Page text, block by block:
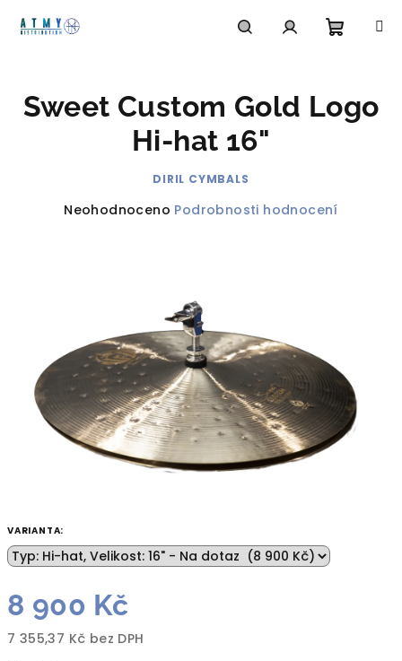
košík
VARIANTA:
8 900 Kč
7 355,37 Kč bez DPH
Sweet Custom Gold Logo
Hi-hat 16"
DIRIL CYMBALS
Průměrné
hvězdiček.
Neohodnoceno Podrobnosti hodnocení